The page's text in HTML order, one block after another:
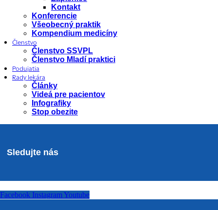
Kontakt
Konferencie
Všeobecný praktik
Kompendium medicíny
Členstvo
Členstvo SSVPL
Členstvo Mladí praktici
Podujatia
Rady lekára
Články
Videá pre pacientov
Infografiky
Stop obezite
Sledujte nás
Facebook Instagram Youtube